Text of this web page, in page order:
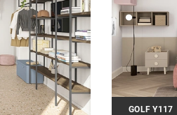
GOLF Y117